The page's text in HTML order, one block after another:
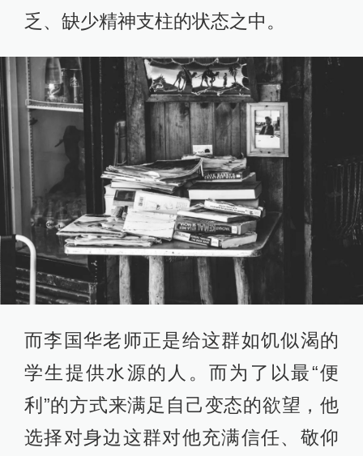
乏、缺少精神支柱的状态之中。
而李国华老师正是给这群如饥似渴的
学生提供水源的人。而为了以最“便
利”的方式来满足自己变态的欲望，他
选择对身边这群对他充满信任、敬仰